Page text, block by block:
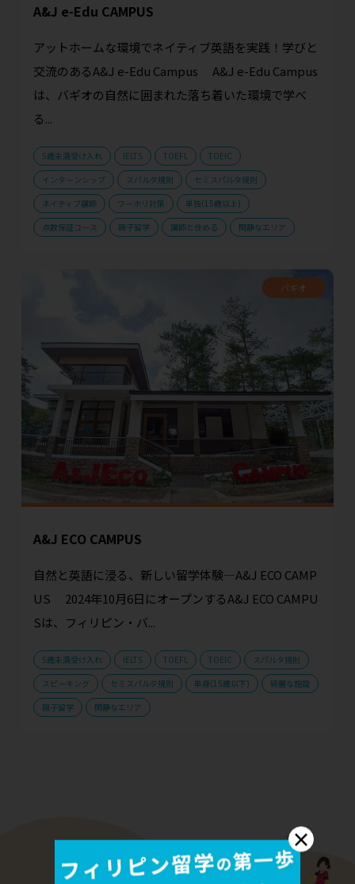
A&J e-Edu CAMPUS
アットホームな環境でネイティブ英語を実践！学びと
交流のあるA&J e-Edu Campus A&J e-Edu Campus
は、バギオの自然に囲まれた落ち着いた環境で学べ
る...
5歳未満受け入れ IELTS TOEFL
TOEIC
インターンシップ
スパルタ規則
セミスパルタ規則
ネイティブ講師
ワーホリ対策
単独(15歳以上)
点数保証コース
親子留学 講師と住める 閑静なエリア
バギオ
A&J ECO CAMPUS
自然と英語に浸る、新しい留学体験—A&J ECO CAMP
US 2024年10月6日にオープンするA&J ECO CAMPU
Sは、フィリピン・バ...
5歳未満受け入れ IELTS TOEFL TOEIC
スパルタ規則
スピーキング
セミスパルタ規則 単身(15歳以下)
綺麗な施設
親子留学
閑静なエリア
×